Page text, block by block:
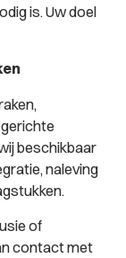
is. Uw doel
beschikbaar
naleving
of
contact met